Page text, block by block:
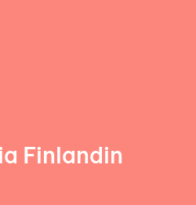
Finlandin